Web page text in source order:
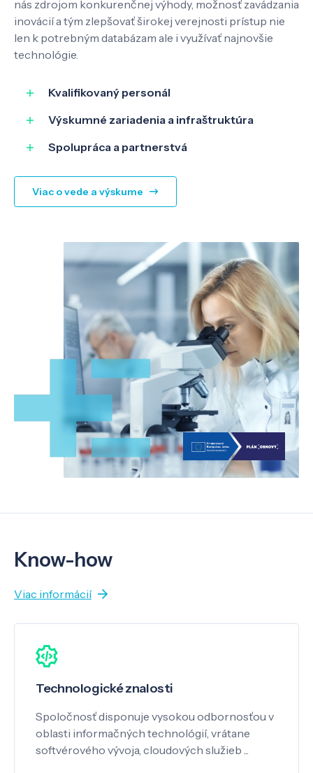
Know-how
O nás
EN
nás zdrojom konkurenčnej výhody, možnosť zavádzania
inovácií a tým zlepšovať širokej verejnosti prístup nie
len k potrebným databázam ale i využívať najnovšie
technológie.
Kvalifikovaný personál
Výskumné zariadenia a infraštruktúra
Spolupráca a partnerstvá
Viac o vede a výskume
Know-how
Viac informácií
Technologické znalosti
Spoločnosť disponuje vysokou odbornosťou v
oblasti informačných technológií, vrátane
softvérového vývoja, cloudových služieb ...